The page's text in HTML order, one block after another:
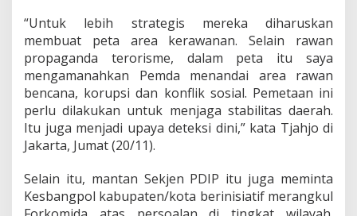
D
e
t
k
s
i
D
i
n
I
d
“Untuk lebih strategis mereka diharuskan
membuat peta area kerawanan. Selain rawan
propaganda terorisme, dalam peta itu saya
mengamanahkan Pemda menandai area rawan
bencana, korupsi dan konflik sosial. Pemetaan ini
perlu dilakukan untuk menjaga stabilitas daerah.
Itu juga menjadi upaya deteksi dini,” kata Tjahjo di
Jakarta, Jumat (20/11).
Selain itu, mantan Sekjen PDIP itu juga meminta
Kesbangpol kabupaten/kota berinisiatif merangkul